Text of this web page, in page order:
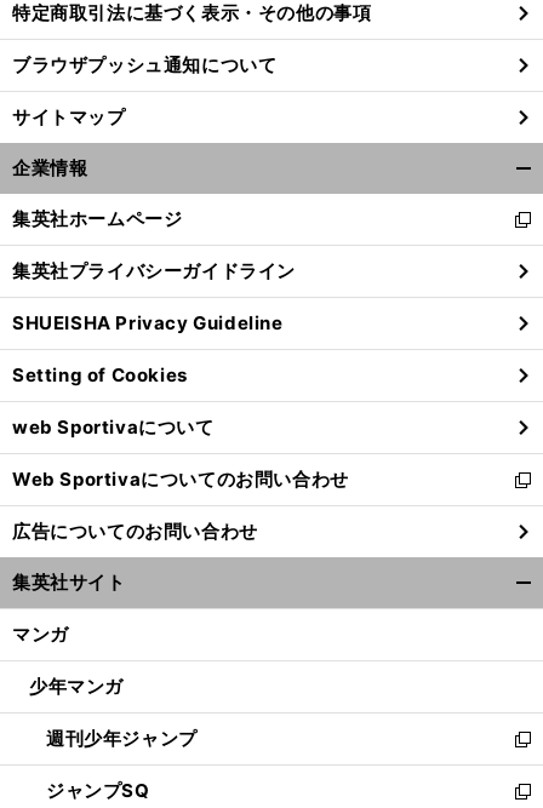
特定商取引法に基づく表示・その他の事項
ブラウザプッシュ通知について
サイトマップ
企業情報
閉
る
集英社ホームページ
新
し
い
ウ
ィ
ン
ド
ウ
で
開
く
集英社プライバシーガイドライン
SHUEISHA Privacy Guideline
Setting of Cookies
web Sportivaについて
Web Sportivaについてのお問い合わせ
新
し
い
ウ
ィ
ン
ウ
開
く
広告についてのお問い合わせ
集英社サイト
マンガ
少年マンガ
週刊少年ジャンプ
新
し
い
ジャンプSQ
新